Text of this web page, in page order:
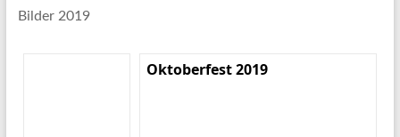
Bilder 2019
Oktoberfest 2019